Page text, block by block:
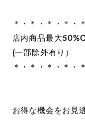
＊・＊・＊・＊・
店内商品最大
(一部除外有り）
＊・＊・＊・＊・
お得な機会をお見